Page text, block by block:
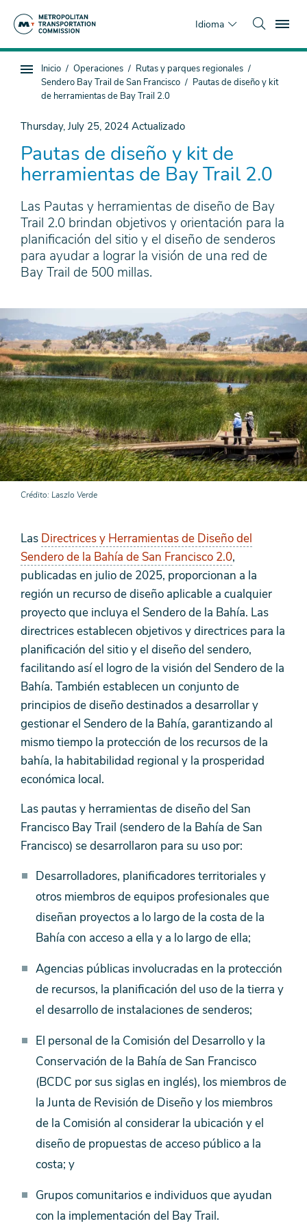
Idioma
Navegación
Estás
aquí
Inicio Operaciones
Rutas y parques regionales
Sendero Bay Trail de San Francisco
Pautas de diseño y kit
de herramientas de Bay Trail 2.0
Thursday, July 25, 2024 Actualizado
Pautas de diseño y kit de
herramientas de Bay Trail 2.0
Las Pautas y herramientas de diseño de Bay
Trail 2.0 brindan objetivos y orientación para la
planificación del sitio y el diseño de senderos
para ayudar a lograr la visión de una red de
Bay Trail de 500 millas.
Crédito Laszlo Verde
Las Directrices y Herramientas de Diseño del
Sendero de la Bahía de San Francisco 2.0,
publicadas en julio de 2025, proporcionan a la
región un recurso de diseño aplicable a cualquier
proyecto que incluya el Sendero de la Bahía. Las
directrices establecen objetivos y directrices para la
planificación del sitio y el diseño del sendero,
facilitando así el logro de la visión del Sendero de la
Bahía. También establecen un conjunto de
principios de diseño destinados a desarrollar y
gestionar el Sendero de la Bahía, garantizando al
mismo tiempo la protección de los recursos de la
bahía, la habitabilidad regional y la prosperidad
económica local.
Las pautas y herramientas de diseño del San
Francisco Bay Trail (sendero de la Bahía de San
Francisco) se desarrollaron para su uso por:
Desarrolladores, planificadores territoriales y
otros miembros de equipos profesionales que
diseñan proyectos a lo largo de la costa de la
Bahía con acceso a ella y a lo largo de ella;
Agencias públicas involucradas en la protección
de recursos, la planificación del uso de la tierra y
el desarrollo de instalaciones de senderos;
El personal de la Comisión del Desarrollo y la
Conservación de la Bahía de San Francisco
(BCDC por sus siglas en inglés), los miembros de
la Junta de Revisión de Diseño y los miembros
de la Comisión al considerar la ubicación y el
diseño de propuestas de acceso público a la
costa; y
Grupos comunitarios e individuos que ayudan
con la implementación del Bay Trail.